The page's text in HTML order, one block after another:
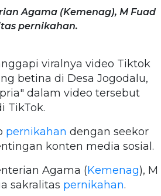
Agama (Kemenag), M Fuad
pernikahan.
viralnya video Tiktok
betina di Desa Jogodalu,
dalam video tersebut
TikTok.
pernikahan dengan seekor
konten media sosial.
Agama (Kemenag), M
sakralitas pernikahan.